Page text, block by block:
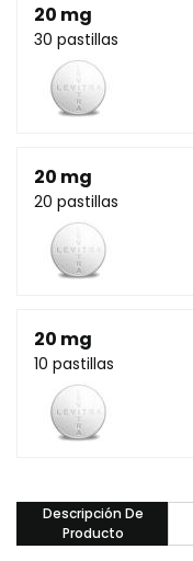
20 mg
30 pastillas
20 mg
20 pastillas
20 mg
10 pastillas
Descripción De
Producto